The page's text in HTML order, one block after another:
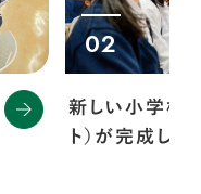
02
新しい小学校
ト）が完成しま